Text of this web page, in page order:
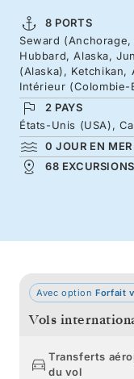
effervescence,
apercevoir le
surgissant des
Ketchikan, les
racontent des
Sitka, les
l’époque de
Vancouver.
8 PORTS
Seward
Hubbard, Alaska,
(Alaska), Ketchikan,
Intérieur
2 PAYS
États-Unis (USA),
0 JOUR EN MER
68
Avec option Forfait
Vols
Transferts
du vol